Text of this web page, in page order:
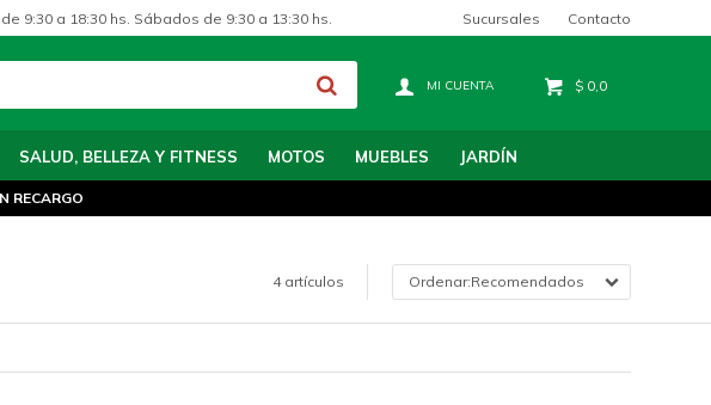
SALUD, BELLEZA Y FITNESS MOTOS MUEBLES JARDÍN
$ 0,0
9:30 a 18:30 hs. Sábados de 9:30 a 13:30 hs. Sucursales Contacto
RECARGO
4 artículos Recomendados